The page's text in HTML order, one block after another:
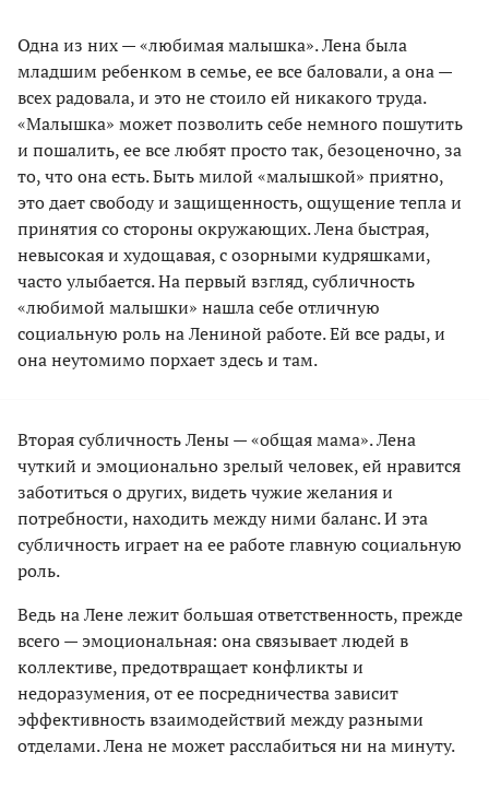
Одна из них — «любимая малышка». Лена была
младшим ребенком в семье, ее все баловали, а она —
всех радовала, и это не стоило ей никакого труда.
«Малышка» может позволить себе немного пошутить
и пошалить, ее все любят просто так, безоценочно, за
то, что она есть. Быть милой «малышкой» приятно,
это дает свободу и защищенность, ощущение тепла и
принятия со стороны окружающих. Лена быстрая,
невысокая и худощавая, с озорными кудряшками,
часто улыбается. На первый взгляд, субличность
«любимой малышки» нашла себе отличную
социальную роль на Лениной работе. Ей все рады, и
она неутомимо порхает здесь и там.
Вторая субличность Лены — «общая мама». Лена
чуткий и эмоционально зрелый человек, ей нравится
заботиться о других, видеть чужие желания и
потребности, находить между ними баланс. И эта
субличность играет на ее работе главную социальную
роль.
Ведь на Лене лежит большая ответственность, прежде
всего — эмоциональная: она связывает людей в
коллективе, предотвращает конфликты и
недоразумения, от ее посредничества зависит
эффективность взаимодействий между разными
отделами. Лена не может расслабиться ни на минуту.